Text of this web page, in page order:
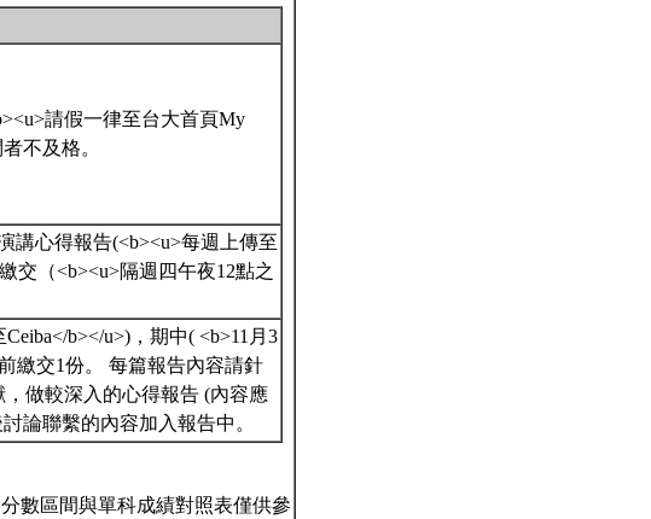
請假一律至台大首頁My
不及格。
講心得報告(<b><u>每週上傳至
交（<b><u>隔週四午夜12點之
b></u>)，期中( <b>11月3
繳交1份。 每篇報告內容請針
做較深入的心得報告 (內容應
論聯繫的內容加入報告中。
數區間與單科成績對照表僅供參